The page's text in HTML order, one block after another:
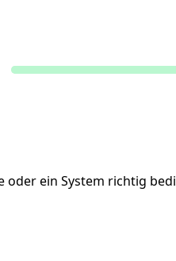
ein System richtig